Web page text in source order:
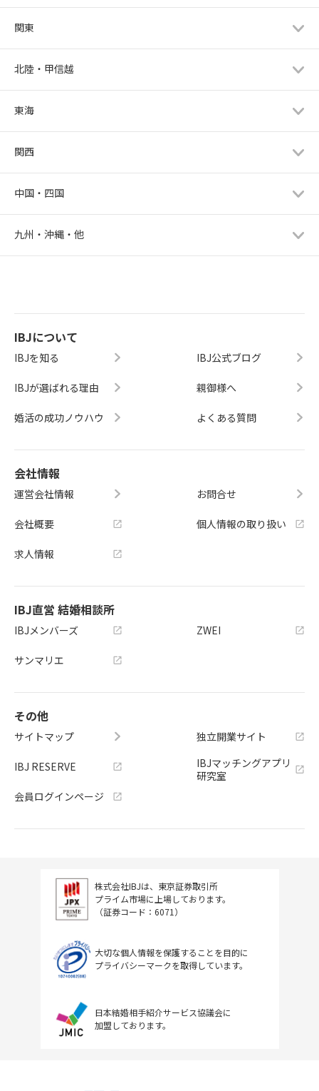
関東
北陸・甲信越
東海
関西
中国・四国
九州・沖縄・他
IBJについて
IBJを知る
IBJが選ばれる理由
婚活の成功ノウハウ
IBJ公式ブログ
親御様へ
よくある質問
会社情報
運営会社情報
会社概要
求人情報
お問合せ
個人情報の取り扱い
IBJ直営 結婚相談所
IBJメンバーズ
サンマリエ
ZWEI
その他
サイトマップ
IBJ RESERVE
会員ログインページ
独立開業サイト
IBJマッチングアプリ
研究室
株式会社IBJは、東京証券取引所
プライム市場に上場しております。
（証券コード：6071）
大切な個人情報を保護することを目的に
プライバシーマークを取得しています。
日本結婚相手紹介サービス協議会に
加盟しております。